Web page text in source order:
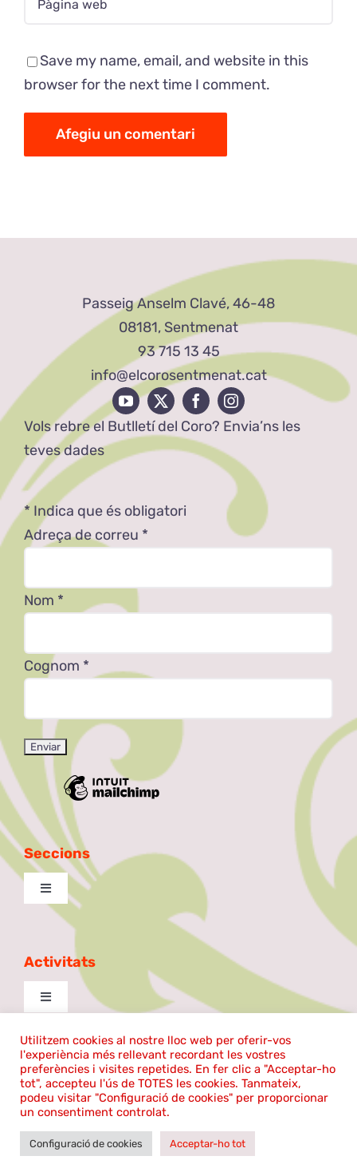
Save my name, email, and website in this
browser for the next time I comment.
Passeig Anselm Clavé, 46-48
08181, Sentmenat
93 715 13 45
info@elcorosentmenat.cat
Vols rebre el Butlletí del Coro? Envia’ns les
teves dades
* Indica que és obligatori
Adreça de correu *
Nom *
Cognom *
Seccions
Toggle
Navigation
Excursionista
Taula de Debat
La Patilla
Ball de plaça
Activitats
Toggle
Navigation
cantem
Aula de Teatre
Ballem
©2023 | El Coro Sentmenat | Tots els drets reservats |
Política de cookies|Avís legal
Desenvolupat per
Utilitzem cookies al nostre lloc web per oferir-vos
l'experiència més rellevant recordant les vostres
preferències i visites repetides. En fer clic a "Acceptar-ho
tot", accepteu l'ús de TOTES les cookies. Tanmateix,
podeu visitar "Configuració de cookies" per proporcionar
un consentiment controlat.
Configuració de cookies Acceptar-ho tot